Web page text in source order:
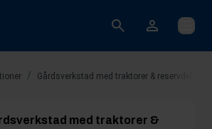
Öppna
/ Gårdsverkstad med traktorer & reservdelar
med traktorer &